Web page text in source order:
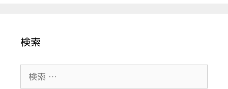
検索
索: